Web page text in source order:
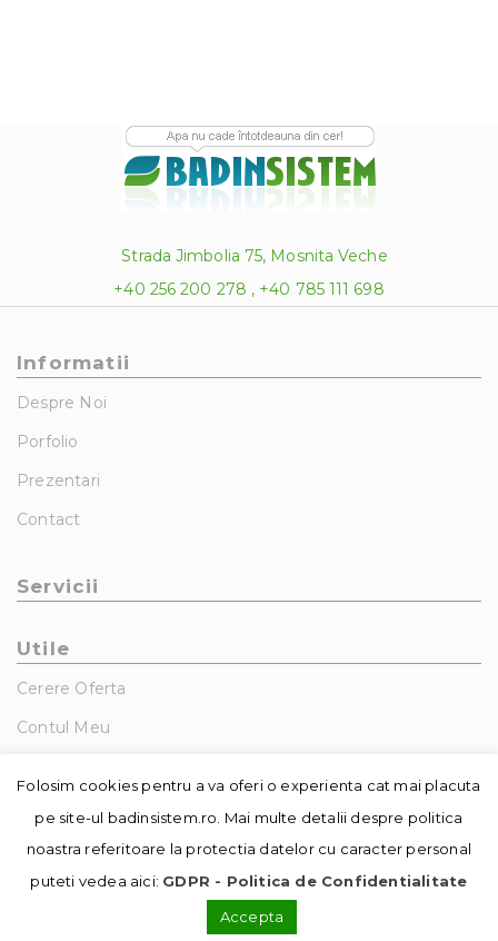
Strada Jimbolia 75, Mosnita Veche
+40 256 200 278 , +40 785 111 698
Informatii
Despre Noi
Porfolio
Prezentari
Contact
Servicii
Utile
Cerere Oferta
Contul Meu
© Copyright - Badin Sistem | realizat de
Folosim cookies pentru a va oferi o experienta cat mai placuta
pe site-ul badinsistem.ro. Mai multe detalii despre politica
noastra referitoare la protectia datelor cu caracter personal
puteti vedea aici: GDPR - Politica de Confidentialitate
Accepta